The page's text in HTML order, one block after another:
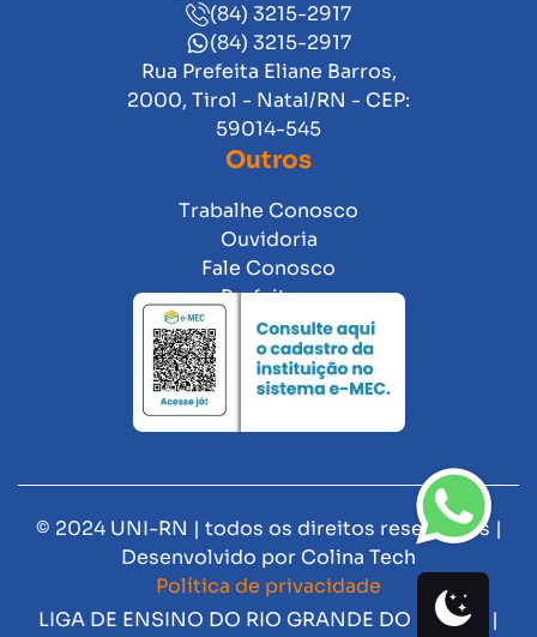
(84) 3215-2917
(84) 3215-2917
Rua Prefeita Eliane Barros,
2000, Tirol - Natal/RN - CEP:
59014-545
Outros
Trabalhe Conosco
Ouvidoria
Fale Conosco
Prefeitura
© 2024 UNI-RN | todos os direitos reservados |
Desenvolvido por Colina Tech
Política de privacidade
LIGA DE ENSINO DO RIO GRANDE DO NORTE |